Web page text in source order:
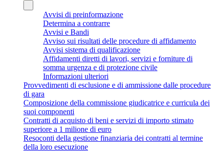
Avvisi di preinformazione
Determina a contrarre
Avvisi e Bandi
Avviso sui risultati delle procedure di affidamento
Avvisi sistema di qualificazione
Affidamenti diretti di lavori, servizi e forniture di
somma urgenza e di protezione civile
Informazioni ulteriori
Provvedimenti di esclusione e di ammissione dalle procedure
di gara
Composizione della commissione giudicatrice e curricula dei
suoi componenti
Contratti di acquisto di beni e servizi di importo stimato
superiore a 1 milione di euro
Resoconti della gestione finanziaria dei contratti al termine
della loro esecuzione